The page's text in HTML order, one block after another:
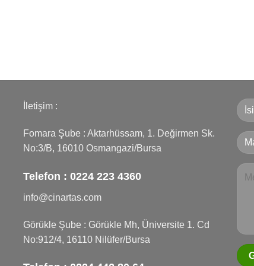
İletişim :
Fomara Şube : Aktarhüssam, 1. Değirmen Sk.
No:3/B, 16010 Osmangazi/Bursa
Telefon : 0224 223 4360
info@cinartas.com
Görükle Şube : Görükle Mh, Üniversite 1. Cd
No:912/4, 16110 Nilüfer/Bursa